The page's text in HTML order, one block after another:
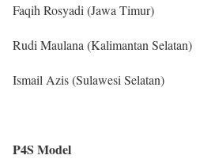
Faqih Rosyadi (Jawa Timur)
Rudi Maulana (Kalimantan Selatan)
Ismail Azis (Sulawesi Selatan)
P4S Model